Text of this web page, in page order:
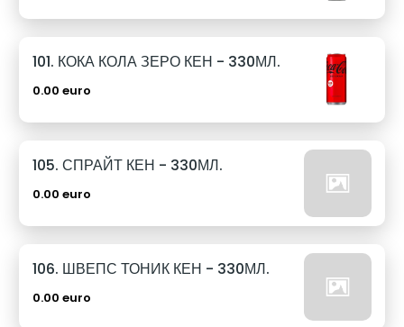
101. КОКА КОЛА ЗЕРО КЕН - 330МЛ.
0.00 euro
105. СПРАЙТ КЕН - 330МЛ.
0.00 euro
106. ШВЕПС ТОНИК КЕН - 330МЛ.
0.00 euro